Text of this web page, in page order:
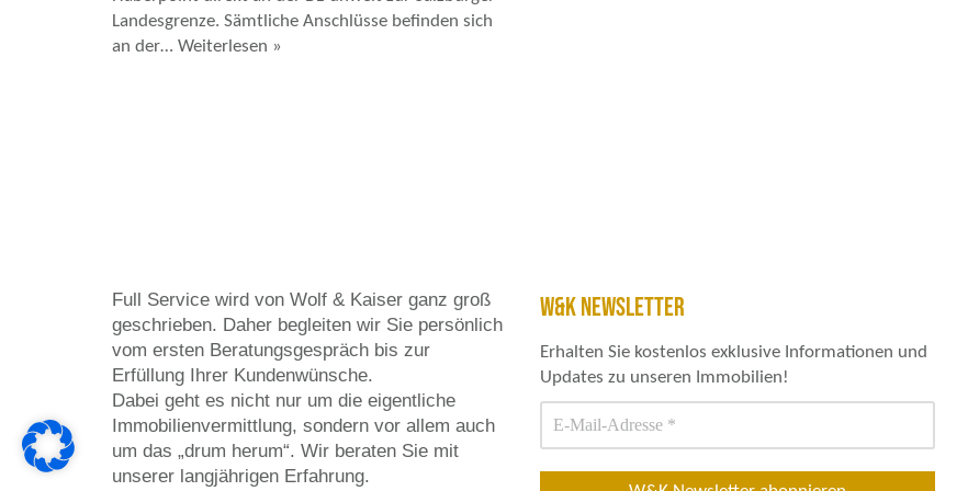
Landesgrenze. Sämtliche Anschlüsse befinden sich
an der… Weiterlesen »
Full Service wird von Wolf & Kaiser ganz groß
geschrieben. Daher begleiten wir Sie persönlich
vom ersten Beratungsgespräch bis zur
Erfüllung Ihrer Kundenwünsche.
Dabei geht es nicht nur um die eigentliche
Immobilienvermittlung, sondern vor allem auch
um das „drum herum“. Wir beraten Sie mit
unserer langjährigen Erfahrung.
W&K NEWSLETTER
Erhalten Sie kostenlos exklusive Informationen und
Updates zu unseren Immobilien!